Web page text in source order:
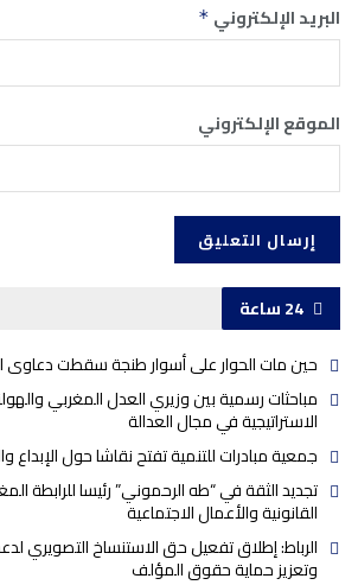
البريد الإلكتروني *
الموقع الإلكتروني
24 ساعة
حين مات الحوار على أسوار طنجة سقطت دعاوى
مباحثات رسمية بين وزيري العدل المغربي
الاستراتيجية في مجال العدالة
جمعية مبادرات للتنمية تفتح نقاشا حول الإبداع
تجديد الثقة في “طه الرحموني” رئيسا للرابطة
القانونية والأعمال الاجتماعية
الرباط: إطلاق تفعيل حق الاستنساخ التصويري
وتعزيز حماية حقوق المؤلف